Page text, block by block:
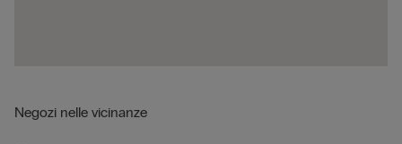
Negozi nelle vicinanze